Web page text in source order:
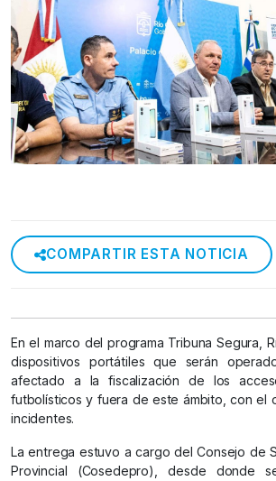
COMPARTIR ESTA NOTICIA
En el marco del programa Tribuna Segura,
dispositivos portátiles que serán
afectado a la fiscalización de los
futbolísticos y fuera de este ámbito, con el
incidentes.
La entrega estuvo a cargo del Consejo de
Provincial (Cosedepro), desde donde